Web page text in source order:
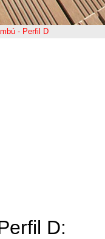
- Perfil D
D: